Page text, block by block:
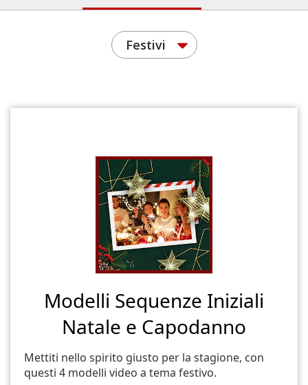
Festivi
Modelli Sequenze Iniziali
Natale e Capodanno
Mettiti nello spirito giusto per la stagione, con
questi 4 modelli video a tema festivo.